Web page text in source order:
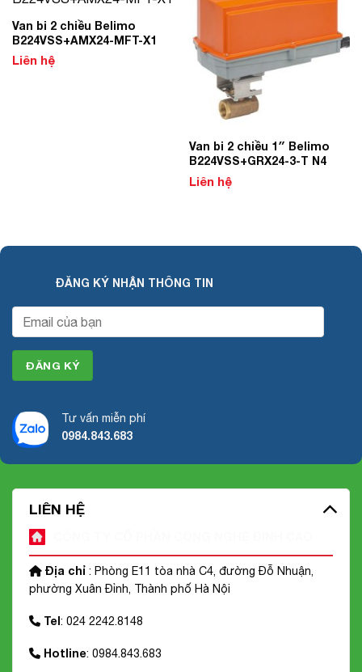
Van bi 2 chiều Belimo
B224VSS+AMX24-MFT-X1
Liên hệ
Van bi 2 chiều 1″ Belimo
B224VSS+GRX24-3-T N4
Liên hệ
ĐĂNG KÝ NHẬN THÔNG TIN
Tư vấn miễn phí
0984.843.683
LIÊN HỆ
Địa chỉ : Phòng E11 tòa nhà C4, đường Đỗ Nhuận,
phường Xuân Đỉnh, Thành phố Hà Nội
Tel: 024 2242.8148
Hotline: 0984.843.683